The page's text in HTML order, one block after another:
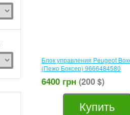
Блок управления Peugeot
(Пежо Боксер) 9666484580
6400 грн (200 $)
Купить